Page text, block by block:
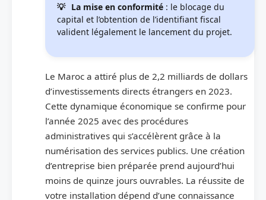
La mise en conformité : le blocage du
capital et l’obtention de l’identifiant fiscal
valident légalement le lancement du projet.
Le Maroc a attiré plus de 2,2 milliards de dollars
d’investissements directs étrangers en 2023.
Cette dynamique économique se confirme pour
l’année 2025 avec des procédures
administratives qui s’accélèrent grâce à la
numérisation des services publics. Une création
d’entreprise bien préparée prend aujourd’hui
moins de quinze jours ouvrables. La réussite de
votre installation dépend d’une connaissance